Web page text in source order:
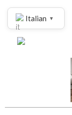
Italian ▼